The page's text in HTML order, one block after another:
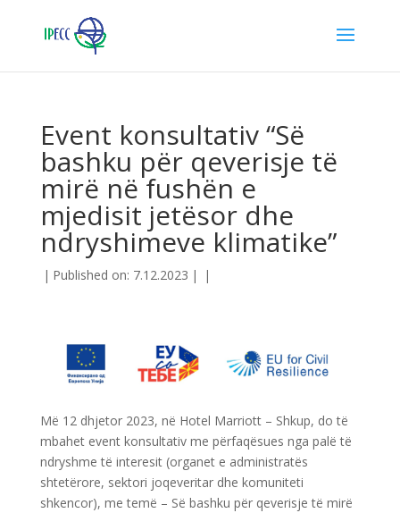
Event konsultativ “Së
bashku për qeverisje të
mirë në fushën e
mjedisit jetësor dhe
ndryshimeve klimatike”
| Published on: 7.12.2023 | |
Më 12 dhjetor 2023, në Hotel Marriott – Shkup, do të
mbahet event konsultativ me përfaqësues nga palë të
ndryshme të interesit (organet e administratës
shtetërore, sektori joqeveritar dhe komuniteti
shkencor), me temë – Së bashku për qeverisje të mirë